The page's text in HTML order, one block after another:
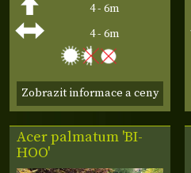
4 - 6m
4 - 6m
Zobrazit informace a ceny
Acer palmatum 'BI-
HOO'